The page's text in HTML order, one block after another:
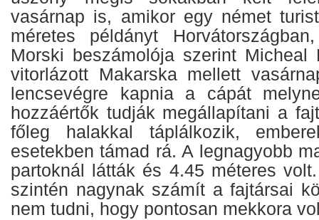
vasárnap is, amikor egy német
méretes példányt
Morski beszámolója szerint Micheal
vitorlázott Makarska mellett
lencsevégre kapnia a cápát
hozzáértők tudják megállapítani a
főleg halakkal táplálkozik,
esetekben támad rá. A legnagyobb
partoknál látták és 4.45 méteres
szintén nagynak számít a fajtársai
nem tudni, hogy pontosan mekkora